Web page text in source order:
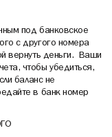
под банковское
с другого номера
вернуть деньги. Ваши
чтобы убедиться,
баланс не
в банк номер